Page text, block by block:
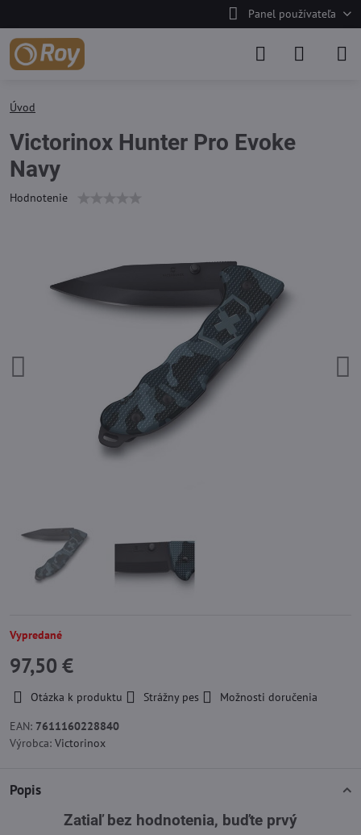
Panel používateľa
Úvod
Victorinox Hunter Pro Evoke
Navy
Hodnotenie
Vypredané
97,50 €
Otázka k produktu Strážny pes
Možnosti doručenia
EAN: 7611160228840
Výrobca: Victorinox
Popis
Zatiaľ bez hodnotenia, buďte prvý